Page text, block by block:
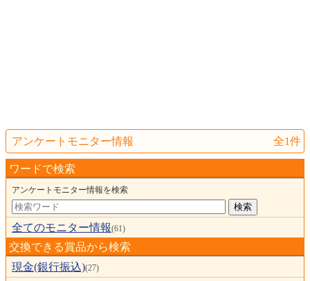
アンケートモニター情報 全1件
ワードで検索
アンケートモニター情報を検索
全てのモニター情報(61)
交換できる賞品から検索
現金(銀行振込)(27)